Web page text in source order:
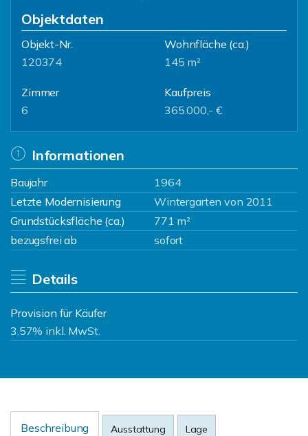
Objektdaten
Objekt-Nr.
120374
Wohnfläche (ca.)
145 m²
Zimmer
6
Kaufpreis
365.000,- €
Informationen
Baujahr
1964
Letzte Modernisierung
Wintergarten von 2011
Grundstücksfläche (ca.)
771 m²
bezugsfrei ab
sofort
Details
Provision für Käufer
3.57% inkl. MwSt.
Beschreibung Ausstattung Lage